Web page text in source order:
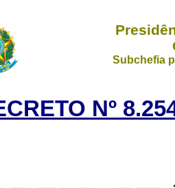
Subchefia
Nº